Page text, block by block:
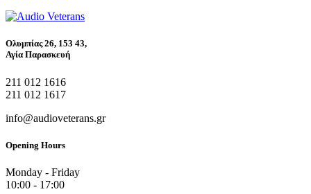
Ολυμπίας 26, 153 43,
Αγία Παρασκευή
211 012 1616
211 012 1617
info@audioveterans.gr
Opening Hours
Monday - Friday
10:00 - 17:00